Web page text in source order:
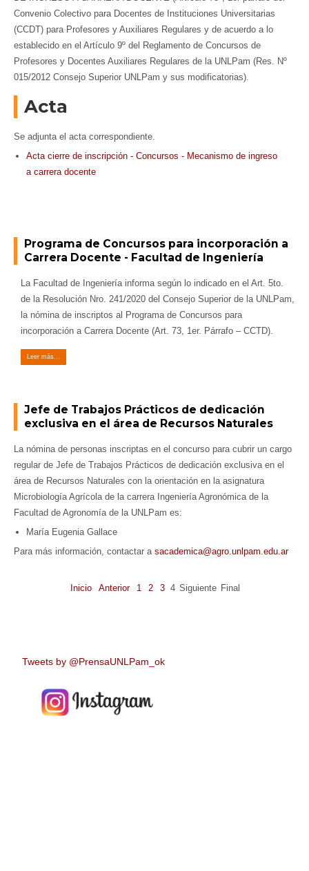
Convenio Colectivo para Docentes de Instituciones Universitarias
(CCDT) para Profesores y Auxiliares Regulares y de acuerdo a lo
establecido en el Artículo 9º del Reglamento de Concursos de
Profesores y Docentes Auxiliares Regulares de la UNLPam (Res. Nº
015/2012 Consejo Superior UNLPam y sus modificatorias).
Acta
Se adjunta el acta correspondiente.
Acta cierre de inscripción - Concursos - Mecanismo de ingreso
a carrera docente
Programa de Concursos para incorporación a
Carrera Docente - Facultad de Ingeniería
La Facultad de Ingeniería informa según lo indicado en el Art. 5to.
de la Resolución Nro. 241/2020 del Consejo Superior de la UNLPam,
la nómina de inscriptos al Programa de Concursos para
incorporación a Carrera Docente (Art. 73, 1er. Párrafo – CCTD).
Leer más...
Jefe de Trabajos Prácticos de dedicación
exclusiva en el área de Recursos Naturales
La nómina de personas inscriptas en el concurso para cubrir un cargo
regular de Jefe de Trabajos Prácticos de dedicación exclusiva en el
área de Recursos Naturales con la orientación en la asignatura
Microbiología Agrícola de la carrera Ingeniería Agronómica de la
Facultad de Agronomía de la UNLPam es:
María Eugenia Gallace
Para más información, contactar a sacademica@agro.unlpam.edu.ar
Inicio Anterior 1 2 3 4 Siguiente Final
Tweets by @PrensaUNLPam_ok